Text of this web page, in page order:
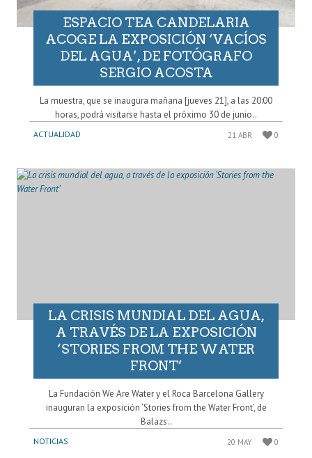
ESPACIO TEA CANDELARIA
ACOGE LA EXPOSICIÓN ‘VACÍOS
DEL AGUA’, DE FOTÓGRAFO
SERGIO ACOSTA
La muestra, que se inaugura mañana [jueves 21], a las 20:00
horas, podrá visitarse hasta el próximo 30 de junio..
ACTUALIDAD 21 ABR 0
LA CRISIS MUNDIAL DEL AGUA,
A TRAVÉS DE LA EXPOSICIÓN
‘STORIES FROM THE WATER
FRONT’
La Fundación We Are Water y el Roca Barcelona Gallery
inauguran la exposición ‘Stories from the Water Front’, de
Balazs..
NOTICIAS 20 MAY 0